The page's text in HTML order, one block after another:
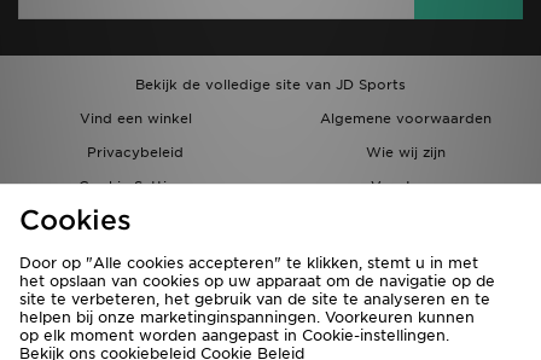
Bekijk de volledige site van JD Sports
Vind een winkel
Algemene voorwaarden
Privacybeleid
Wie wij zijn
Cookie Settings
Vacatures
Bestellingen en Levering
Cookies
Door op "Alle cookies accepteren" te klikken, stemt u in met
het opslaan van cookies op uw apparaat om de navigatie op de
site te verbeteren, het gebruik van de site te analyseren en te
helpen bij onze marketinginspanningen. Voorkeuren kunnen
op elk moment worden aangepast in Cookie-instellingen.
Bekijk ons cookiebeleid Cookie Beleid